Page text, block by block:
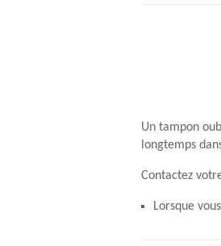
Un tampon
longtemps
Contactez
Lorsque